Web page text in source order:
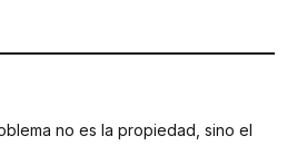
no es la propiedad, sino el